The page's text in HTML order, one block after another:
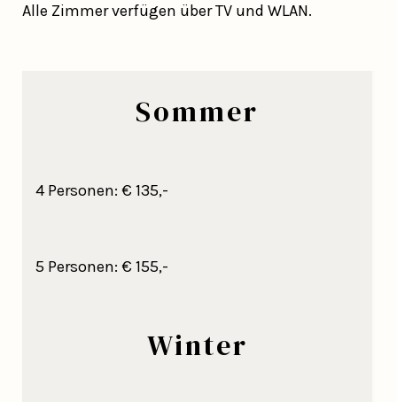
Alle Zimmer verfügen über TV und WLAN.
Sommer
4 Personen: € 135,-
5 Personen: € 155,-
Winter